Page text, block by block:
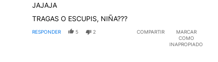
JAJAJA
TRAGAS O ESCUPIS, NIÑA???
RESPONDER 5 2 COMPARTIR
MARCAR
COMO
INAPROPIADO